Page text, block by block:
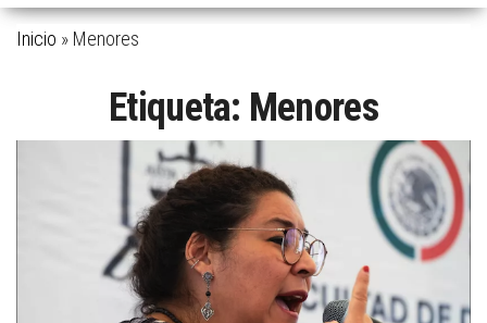
Inicio » Menores
Etiqueta: Menores